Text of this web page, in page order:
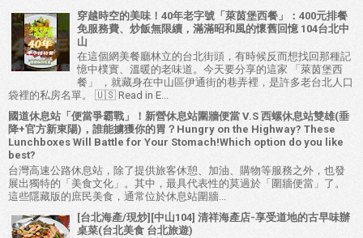
穿越時空的美味！40年老字號「萊茵堡西餐」：400元排餐
免服務費、炒飯無限續，滿滿昭和風的懷舊回憶 104台北中
山
在這個網美餐廳林立的台北街頭，有時候反而想找回那種記
憶中樸實、溫暖的老味道。今天要分享的這家 「萊茵堡西
餐」 ，就藏身在中山區伊通街的巷弄裡，是許多老台北人口
袋裡的私房名單。 🇺🇸 Read in E...
國道休息站「便當爭霸戰」！新營休息站圍牆便當 V.S 西螺休息站雙雄(垂
降+官方新東陽)，誰能擄獲你的胃？Hungry on the Highway? These
Lunchboxes Will Battle for Your Stomach!Which option do you like
best?
台灣高速公路休息站，除了提供旅客休憩、加油、購物等服務之外，也發
展出獨特的「美食文化」。其中，最具代表性的莫過於「圍牆便當」了。
這些隱藏版的庶民美食，通常位於休息站圍牆...
[台北海產/現炒][中山104] 清祥海產店-享受道地的古早味辦
桌菜(台北美食 台北旅遊)